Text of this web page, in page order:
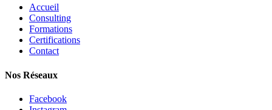
Accueil
Consulting
Formations
Certifications
Contact
Nos Réseaux
Facebook